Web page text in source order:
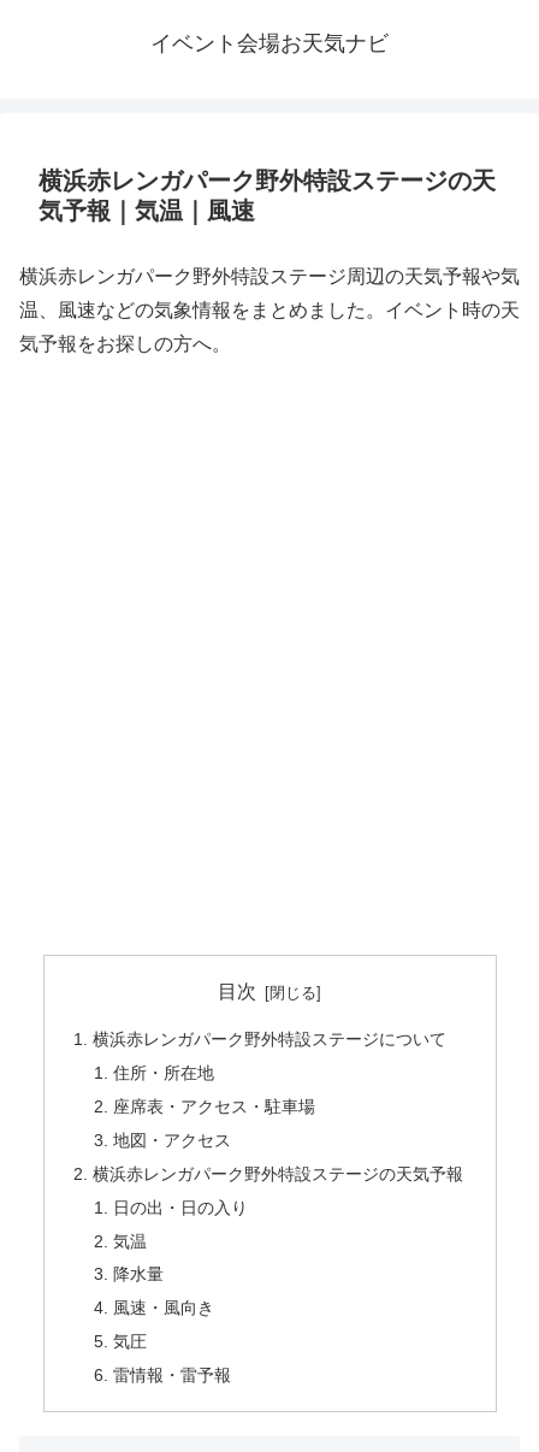
イベント会場お天気ナビ
横浜赤レンガパーク野外特設ステージの天
気予報｜気温｜風速
横浜赤レンガパーク野外特設ステージ周辺の天気予報や気
温、風速などの気象情報をまとめました。イベント時の天
気予報をお探しの方へ。
目次
横浜赤レンガパーク野外特設ステージについて
住所・所在地
座席表・アクセス・駐車場
地図・アクセス
横浜赤レンガパーク野外特設ステージの天気予報
日の出・日の入り
気温
降水量
風速・風向き
気圧
雷情報・雷予報